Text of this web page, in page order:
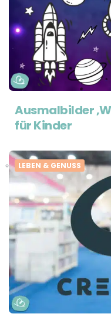
Ausmalbilder
für Kinder
LEBEN & GENUSS